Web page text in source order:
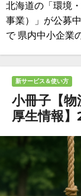
北海道の「環境
事業）」が公募
で 県内中小企業
新サービス＆使い方
小冊子【物
厚生情報